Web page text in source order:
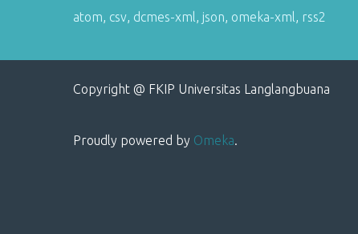
atom, csv, dcmes-xml, json, omeka-xml, rss2
Copyright @ FKIP Universitas Langlangbuana
Proudly powered by Omeka.